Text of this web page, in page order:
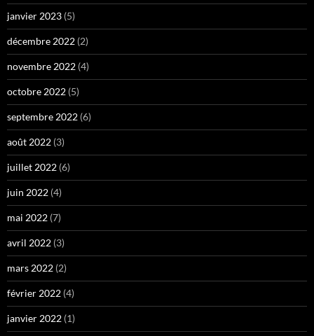
janvier 2023 (5)
décembre 2022 (2)
novembre 2022 (4)
octobre 2022 (5)
septembre 2022 (6)
août 2022 (3)
juillet 2022 (6)
juin 2022 (4)
mai 2022 (7)
avril 2022 (3)
mars 2022 (2)
février 2022 (4)
janvier 2022 (1)